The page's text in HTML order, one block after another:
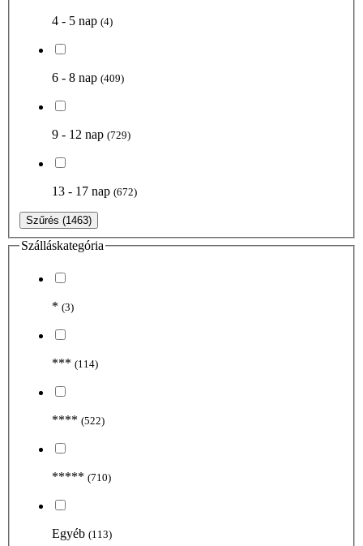
4 - 5 nap (4)
6 - 8 nap (409)
9 - 12 nap (729)
13 - 17 nap (672)
Szűrés (1463)
Szálláskategória
* (3)
*** (114)
**** (522)
***** (710)
Egyéb (113)